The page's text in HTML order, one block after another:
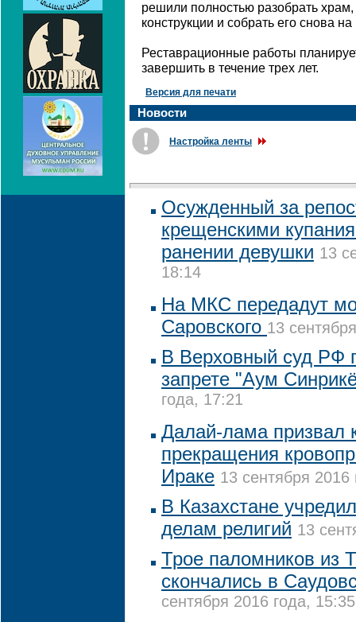
решили полностью разобрать
конструкции и собрать его снова
Реставрационные работы
завершить в течение трех лет.
Версия для печати
Новости
Настройка ленты
Осужденный за
крещенскими
ранении девушки 13
18:14
На МКС передадут
Саровского 13
В Верховный суд РФ
запрете "Аум
года, 17:21
Далай-лама призвал
прекращения
Ираке 13 сентября 2016
В Казахстане
делам религий 13
Трое паломников из
скончались в
сентября 2016 года, 15:35